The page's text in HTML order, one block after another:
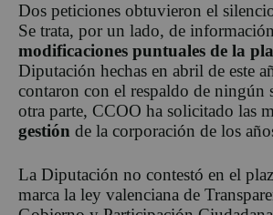
Dos peticiones obtuvieron el
Se trata, por un lado, de
modificaciones puntuales de la
Diputación hechas en abril de este
contaron con el respaldo de ningún
otra parte, CCOO ha solicitado las m
gestión de la corporación de los
La Diputación no contestó en el
marca la ley valenciana de